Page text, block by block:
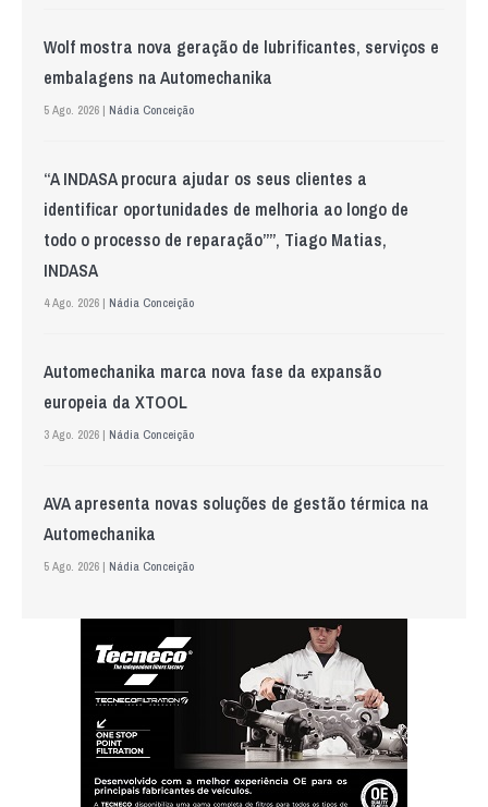
Wolf mostra nova geração de lubrificantes, serviços e
embalagens na Automechanika
5 Ago. 2026 | Nádia Conceição
“A INDASA procura ajudar os seus clientes a
identificar oportunidades de melhoria ao longo de
todo o processo de reparação””, Tiago Matias,
INDASA
4 Ago. 2026 | Nádia Conceição
Automechanika marca nova fase da expansão
europeia da XTOOL
3 Ago. 2026 | Nádia Conceição
AVA apresenta novas soluções de gestão térmica na
Automechanika
5 Ago. 2026 | Nádia Conceição